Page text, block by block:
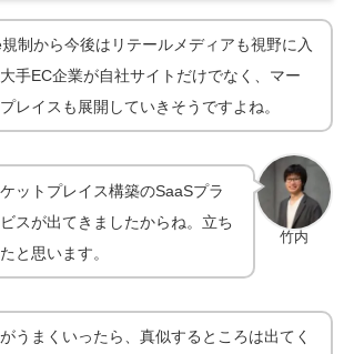
制から今後はリテールメディアも視野に入
手EC企業が自社サイトだけでなく、マー
レイスも展開していきそうですよね。
竹内
ットプレイス構築のSaaSプラ
スが出てきましたからね。立ち
と思います。
うまくいったら、真似するところは出てく